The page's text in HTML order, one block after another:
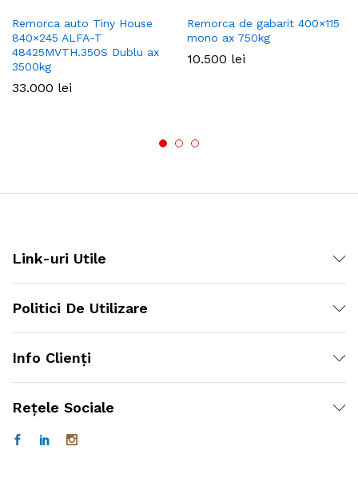
Remorca auto Tiny House
840×245 ALFA-T
48425MVTH.350S Dublu ax
3500kg
33.000 lei
Remorca de gabarit 400×115
mono ax 750kg
10.500 lei
Link-uri Utile
Politici De Utilizare
Info Clienți
Rețele Sociale